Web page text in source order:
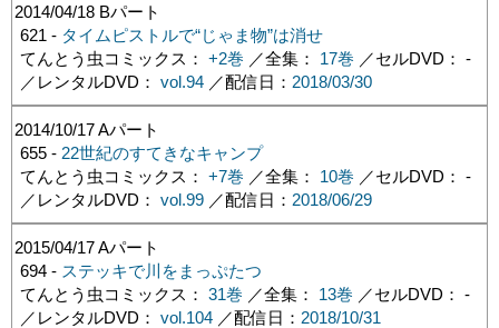
2014/04/18 Bパート
621 - タイムピストルで“じゃま物”は消せ
てんとう虫コミックス： +2巻 ／全集： 17巻 ／セルDVD： -
／レンタルDVD： vol.94／配信日： 2018/03/30
2014/10/17Aパート
655 - 22世紀のすてきなキャンプ
てんとう虫コミックス： +7巻 ／全集： 10巻 ／セルDVD： -
／レンタルDVD： vol.99／配信日： 2018/06/29
2015/04/17Aパート
694 - ステッキで川をまっぷたつ
てんとう虫コミックス： 31巻 ／全集： 13巻 ／セルDVD： -
／レンタルDVD： vol.104／配信日： 2018/10/31